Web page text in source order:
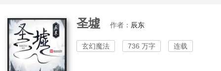
圣墟 作者： 辰东
玄幻魔法 736 万字 连载